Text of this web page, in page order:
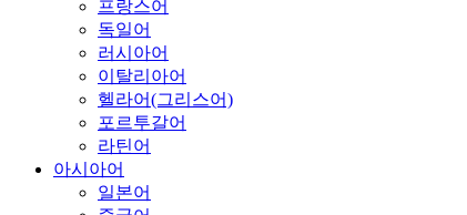
프랑스어
독일어
러시아어
이탈리아어
헬라어(그리스어)
포르투갈어
라틴어
아시아어
일본어